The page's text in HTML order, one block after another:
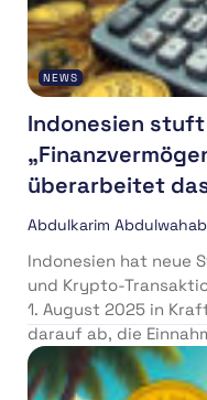
NEWS
Indonesien
überarbeitet
Abdulkarim Abdulwahab
Indonesien hat neue
und Krypto-
1. August 2025 in
darauf ab, die